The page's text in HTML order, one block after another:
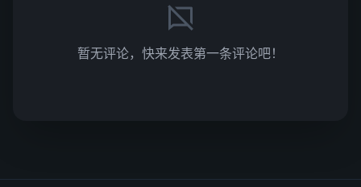
暂无评论，快来发表第一条评论吧！